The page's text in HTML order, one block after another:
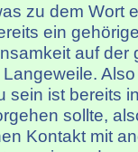
zu dem Wort
ein
auf der
sein ist bereits
sollte,
Kontakt mit